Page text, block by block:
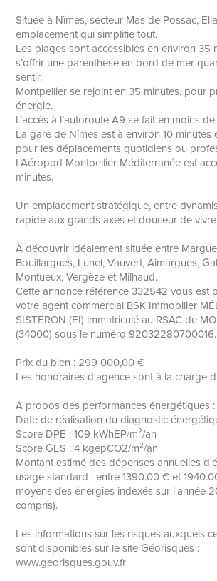
Située à Nîmes, secteur Mas de Possac,
emplacement qui simplifie tout.
Les plages sont accessibles en environ 35
s’offrir une parenthèse en bord de mer
sentir.
Montpellier se rejoint en 35 minutes, pour
énergie.
L’accès à l’autoroute A9 se fait en moins
La gare de Nîmes est à environ 10 minutes
pour les déplacements quotidiens ou
L’Aéroport Montpellier Méditerranée est
minutes.
Un emplacement stratégique, entre
rapide aux grands axes et douceur de
À découvrir idéalement située entre
Bouillargues, Lunel, Vauvert, Aimargues,
Montueux, Vergèze et Milhaud.
Cette annonce référence 332542 vous est
votre agent commercial BSK Immobilier
SISTERON (EI) immatriculé au RSAC de
(34000) sous le numéro 92032280700016.
Prix du bien : 299 000,00 €
Les honoraires d'agence sont à la charge
A propos des performances énergétiques :
Date de réalisation du diagnostic
Score DPE : 109 kWhEP/m²/an
Score GES : 4 kgepCO2/m²/an
Montant estimé des dépenses annuelles
usage standard : entre 1390.00 € et
moyens des énergies indexés sur l'année
compris).
Les informations sur les risques auxquels
sont disponibles sur le site Géorisques :
www.georisques.gouv.fr